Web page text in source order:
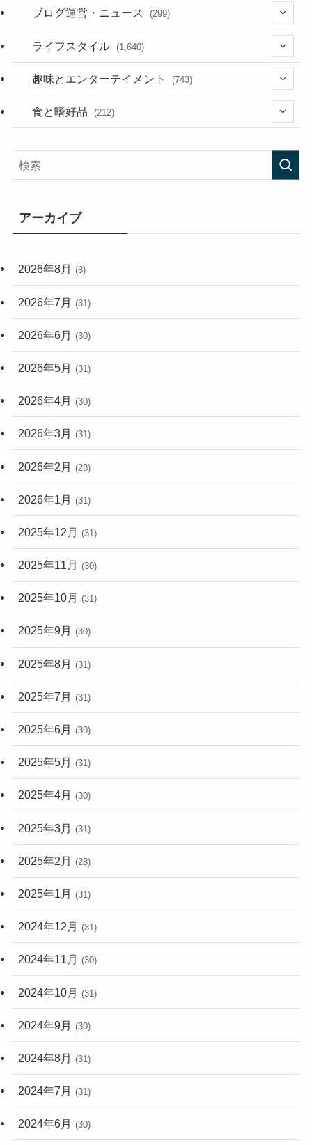
(36)
(187)
ブログ運営・ニュース (299)
(118)
(181)
ライフスタイル (1,640)
(395)
(282)
(33)
(248)
趣味とエンターテイメント (743)
(56)
食と嗜好品 (212)
アーカイブ
2026年8月 (8)
2026年7月 (31)
2026年6月 (30)
2026年5月 (31)
2026年4月 (30)
2026年3月 (31)
2026年2月 (28)
2026年1月 (31)
2025年12月 (31)
2025年11月 (30)
2025年10月 (31)
2025年9月 (30)
2025年8月 (31)
2025年7月 (31)
2025年6月 (30)
2025年5月 (31)
2025年4月 (30)
2025年3月 (31)
2025年2月 (28)
2025年1月 (31)
2024年12月 (31)
2024年11月 (30)
2024年10月 (31)
2024年9月 (30)
2024年8月 (31)
2024年7月 (31)
2024年6月 (30)